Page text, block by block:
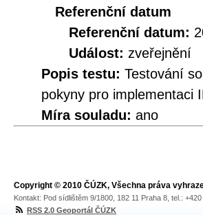
Referenční datum
Referenční datum:
Událost: zveřejnění
Popis testu: Testování
pokyny pro implementaci
Míra souladu: ano
Copyright © 2010 ČÚZK, Všechna práva
Kontakt: Pod sídlištěm 9/1800, 182 11 Praha 8, tel.:
RSS 2.0 Geoportál ČÚZK